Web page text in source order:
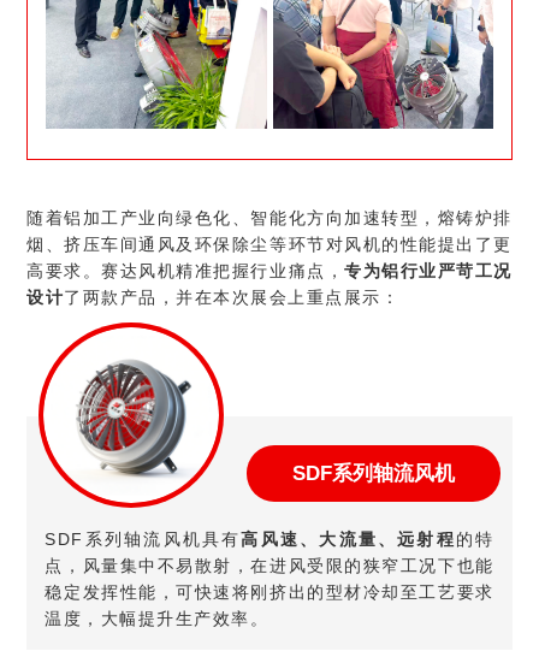
随着铝加工产业向绿色化、智能化方向加速转型，熔铸炉排
烟、挤压车间通风及环保除尘等环节对风机的性能提出了更
高要求。赛达风机精准把握行业痛点，专为铝行业严苛工况
设计了两款产品，并在本次展会上重点展示：
SDF系列轴流风机
SDF系列轴流风机具有高风速、大流量、远射程的特
点，风量集中不易散射，在进风受限的狭窄工况下也能
稳定发挥性能，可快速将刚挤出的型材冷却至工艺要求
温度，大幅提升生产效率。